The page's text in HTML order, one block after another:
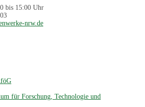
bis 15:00 Uhr
nrw.de
für Forschung, Technologie und